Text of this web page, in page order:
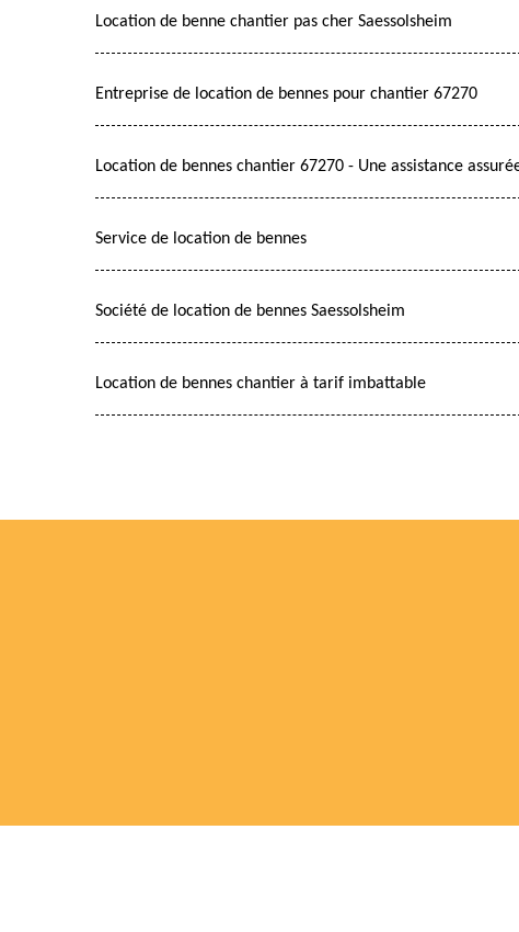
Location de benne chantier pas cher Saessolsheim
Entreprise de location de bennes pour chantier 67270
Location de bennes chantier 67270 - Une assistance
Service de location de bennes
Société de location de bennes Saessolsheim
Location de bennes chantier à tarif imbattable